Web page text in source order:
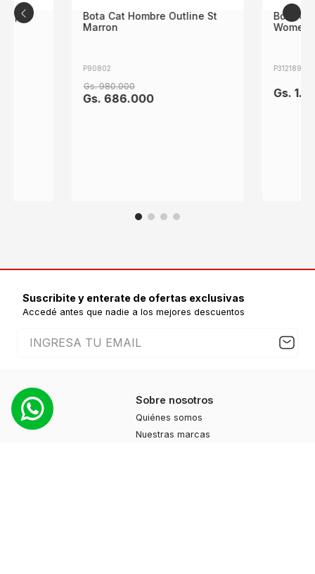
Marron
P90802
Gs. 1.
Accedé antes que nadie a los mejores descuentos